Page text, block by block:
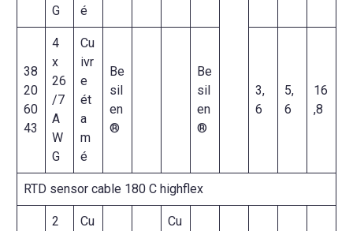
G
é
38
20
60
43
4
x
26
/7
A
W
G
Cu
ivr
e
ét
a
m
é
Be
sil
en
®
Be
sil
en
®
3,
6
5,
6
16
,8
RTD sensor cable 180 C highflex
2
Cu
Cu